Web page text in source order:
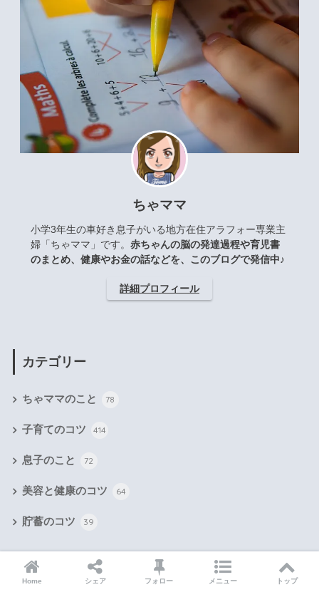
ちゃママ
小学3年生の車好き息子がいる地方在住アラフォー専業主
婦「ちゃママ」です。 赤ちゃんの脳の発達過程や育児書
のまとめ、健康やお金の話などを、このブログで発信中♪
詳細プロフィール
カテゴリー
ちゃママのこと 78
子育てのコツ 414
息子のこと 72
美容と健康のコツ 64
貯蓄のコツ 39
気になるキーワードをクリック！
Home シェア フォロー メニュー トップ